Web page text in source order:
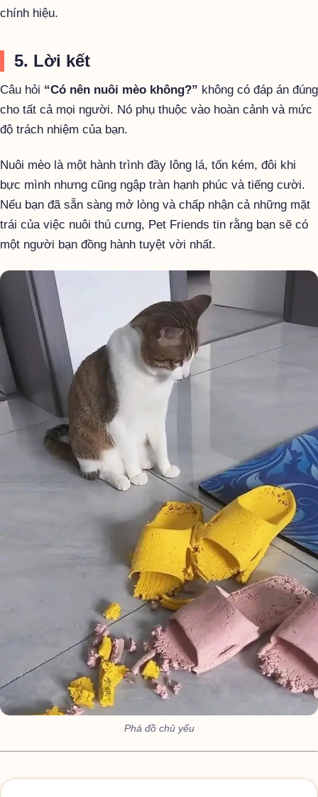
chính hiệu.
5. Lời kết
Câu hỏi “Có nên nuôi mèo không?” không có đáp án đúng
cho tất cả mọi người. Nó phụ thuộc vào hoàn cảnh và mức
độ trách nhiệm của bạn.
Nuôi mèo là một hành trình đầy lông lá, tốn kém, đôi khi
bực mình nhưng cũng ngập tràn hạnh phúc và tiếng cười.
Nếu bạn đã sẵn sàng mở lòng và chấp nhận cả những mặt
trái của việc nuôi thú cưng, Pet Friends tin rằng bạn sẽ có
một người bạn đồng hành tuyệt vời nhất.
Phá đồ chủ yếu